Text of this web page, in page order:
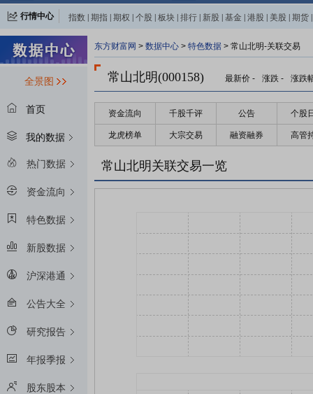
行情中心 指数 期指 期权 个股 板块 排行 新股 基金 港股 美股 期货
全景图
首页
我的数据
热门数据
资金流向
特色数据
新股数据
沪深港通
公告大全
研究报告
年报季报
股东股本
东方财富网 > 数据中心 > 特色数据 > 常山北明-关联交易
常山北明(000158) 最新价 - 涨跌 - 涨跌
资金流向 千股千评 公告 个股
龙虎榜单 大宗交易 融资融券 高管
常山北明关联交易一览